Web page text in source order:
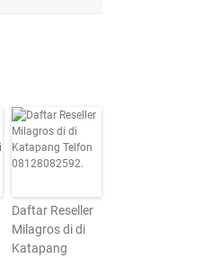
Daftar Reseller
Milagros di di
Katapang